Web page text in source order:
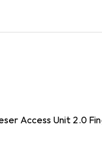
Access Unit 2.0